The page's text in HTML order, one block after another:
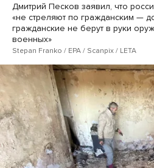
Дмитрий Песков заявил, что
«не стреляют по гражданским —
гражданские не берут в руки
военных»
Stepan Franko / EPA / Scanpix / LETA